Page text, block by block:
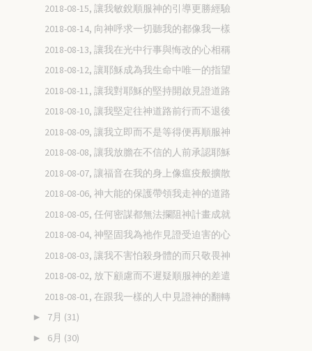
2018-08-15, 讓我敏銳順服神的引導更勝經驗
2018-08-14, 向神呼求一切聽我的都像我一樣
2018-08-13, 讓我在光中行事與悔改的心相稱
2018-08-12, 讓耶穌成為我生命中唯一的指望
2018-08-11, 讓我對耶穌的堅持開啟見證道路
2018-08-10, 讓我堅定往神道路前行而不退後
2018-08-09, 讓我立即而不是等得便再順服神
2018-08-08, 讓我放膽在不信的人前承認耶穌
2018-08-07, 讓福音在我的身上像瘟疫般擴散
2018-08-06, 神大能的保護帶領我走神的道路
2018-08-05, 任何密謀都無法攔阻神計畫成就
2018-08-04, 神堅固我為祂作見證受迫害的心
2018-08-03, 讓我不害怕殺身體的而只敬畏神
2018-08-02, 放下顧慮而不遲疑順服神的差遣
2018-08-01, 在跟我一樣的人中見證神的翻轉
► 7月 (31)
► 6月 (30)